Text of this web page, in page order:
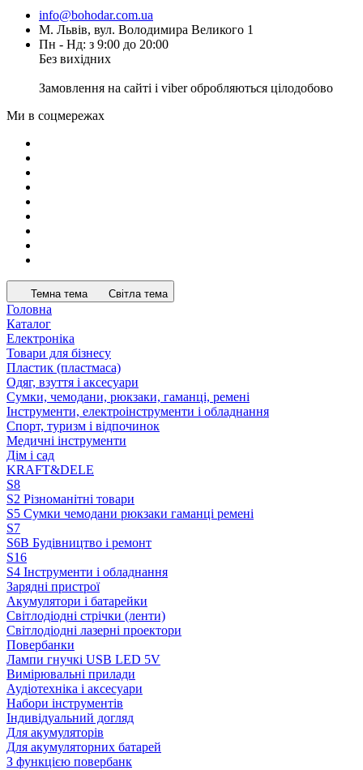
info@bohodar.com.ua
М. Львів, вул. Володимира Великого 1
Пн - Нд: з 9:00 до 20:00
Без вихідних
Замовлення на сайті і viber обробляються цілодобово
Ми в соцмережах
Темна тема Світла тема
Головна
Каталог
Електроніка
Товари для бізнесу
Пластик (пластмаса)
Одяг, взуття і аксесуари
Сумки, чемодани, рюкзаки, гаманці, ремені
Інструменти, електроінструменти і обладнання
Спорт, туризм і відпочинок
Медичні інструменти
Дім і сад
KRAFT&DELE
S8
S2 Різноманітні товари
S5 Сумки чемодани рюкзаки гаманці ремені
S7
S6B Будівництво і ремонт
S16
S4 Інструменти і обладнання
Зарядні пристрої
Акумулятори і батарейки
Світлодіодні стрічки (ленти)
Світлодіодні лазерні проектори
Повербанки
Лампи гнучкі USB LED 5V
Вимірювальні прилади
Аудіотехніка і аксесуари
Набори інструментів
Індивідуальний догляд
Для акумуляторів
Для акумуляторних батарей
З функцією повербанк